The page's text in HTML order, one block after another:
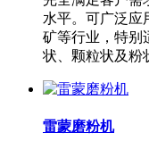
水平。可广泛应
矿等行业，特别
状、颗粒状及粉
雷蒙磨粉机